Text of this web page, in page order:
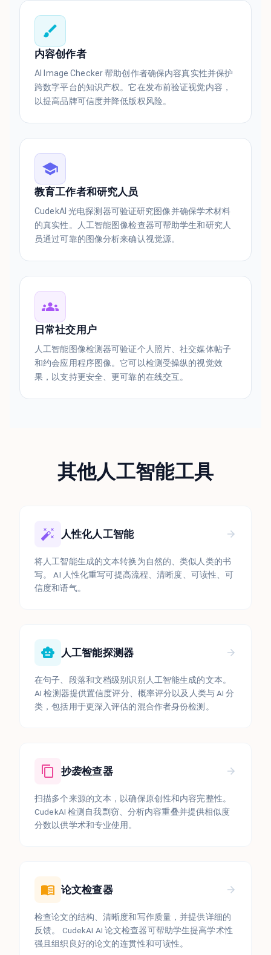
内容创作者
AI Image Checker 帮助创作者确保内容真实性并保护
跨数字平台的知识产权。它在发布前验证视觉内容，
以提高品牌可信度并降低版权风险。
教育工作者和研究人员
CudekAI 光电探测器可验证研究图像并确保学术材料
的真实性。人工智能图像检查器可帮助学生和研究人
员通过可靠的图像分析来确认视觉源。
日常社交用户
人工智能图像检测器可验证个人照片、社交媒体帖子
和约会应用程序图像。它可以检测受操纵的视觉效
果，以支持更安全、更可靠的在线交互。
其他人工智能工具
人性化人工智能
将人工智能生成的文本转换为自然的、类似人类的书
写。 AI 人性化重写可提高流程、清晰度、可读性、可
信度和语气。
人工智能探测器
在句子、段落和文档级别识别人工智能生成的文本。
AI 检测器提供置信度评分、概率评分以及人类与 AI 分
类，包括用于更深入评估的混合作者身份检测。
抄袭检查器
扫描多个来源的文本，以确保原创性和内容完整性。
CudekAI 检测自我剽窃、分析内容重叠并提供相似度
分数以供学术和专业使用。
论文检查器
检查论文的结构、清晰度和写作质量，并提供详细的
反馈。 CudekAI AI 论文检查器可帮助学生提高学术性
强且组织良好的论文的连贯性和可读性。